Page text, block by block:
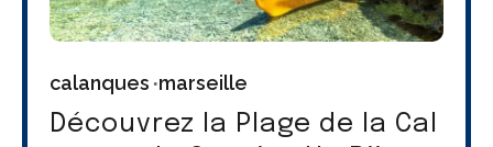
calanques marseille
Découvrez la Plage de la Cal